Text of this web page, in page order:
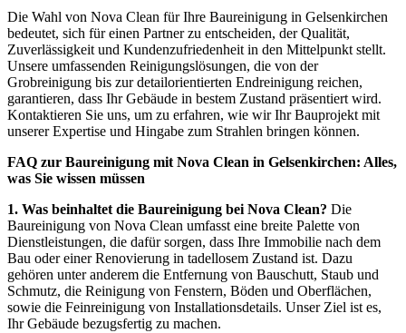
Die Wahl von Nova Clean für Ihre Baureinigung in Gelsenkirchen
bedeutet, sich für einen Partner zu entscheiden, der Qualität,
Zuverlässigkeit und Kundenzufriedenheit in den Mittelpunkt stellt.
Unsere umfassenden Reinigungslösungen, die von der
Grobreinigung bis zur detailorientierten Endreinigung reichen,
garantieren, dass Ihr Gebäude in bestem Zustand präsentiert wird.
Kontaktieren Sie uns, um zu erfahren, wie wir Ihr Bauprojekt mit
unserer Expertise und Hingabe zum Strahlen bringen können.
FAQ zur Baureinigung mit Nova Clean in Gelsenkirchen: Alles,
was Sie wissen müssen
1. Was beinhaltet die Baureinigung bei Nova Clean? Die
Baureinigung von Nova Clean umfasst eine breite Palette von
Dienstleistungen, die dafür sorgen, dass Ihre Immobilie nach dem
Bau oder einer Renovierung in tadellosem Zustand ist. Dazu
gehören unter anderem die Entfernung von Bauschutt, Staub und
Schmutz, die Reinigung von Fenstern, Böden und Oberflächen,
sowie die Feinreinigung von Installationsdetails. Unser Ziel ist es,
Ihr Gebäude bezugsfertig zu machen.